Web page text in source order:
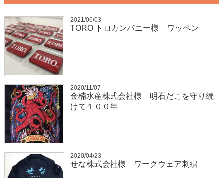
2021/06/03
TORO トロカンパニー様 ワッペン
2020/11/07
金楠水産株式会社様 明石だこを守り続
けて１００年
2020/04/23
せな株式会社様 ワークウェア刺繍